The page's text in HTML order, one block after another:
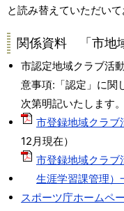
と読み替えていただいて
関係資料 「市地
市認定地域クラブ活
意事項:「認定」に関
次第明記いたします。
市登録地域クラ
12月現在）
市登録地域クラブ
生涯学習課管理
スポーツ庁ホームペ